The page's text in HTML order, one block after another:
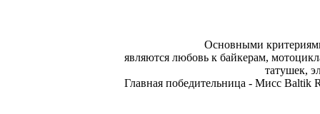
Основными
являются любовь к байкерам,
татушек,
Главная победительница - Мисс Baltik